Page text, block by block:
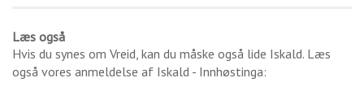
Læs også
Hvis du synes om Vreid, kan du måske også lide Iskald. Læs
også vores anmeldelse af Iskald - Innhøstinga: